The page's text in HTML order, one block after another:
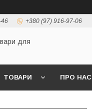
46 +380 (97) 916-97-06
для
ТОВАРИ ПРО НАС